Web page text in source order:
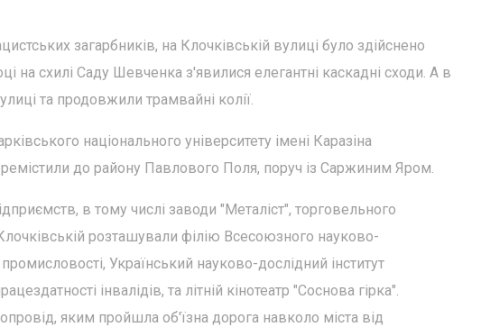
загарбників, на Клочківській вулиці було здійснено
на схилі Саду Шевченка з'явилися елегантні каскадні сходи. А в
та продовжили трамвайні колії.
національного університету імені Каразіна
до району Павлового Поля, поруч із Саржиним Яром.
в тому числі заводи "Металіст", торговельного
розташували філію Всесоюзного науково-
Український науково-дослідний інститут
інвалідів, та літній кінотеатр "Соснова гірка".
яким пройшла об'їзна дорога навколо міста від